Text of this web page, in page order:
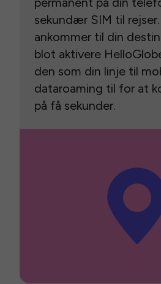
sekundær SIM til
ankommer til din
blot aktivere
den som din linje til
dataroaming til for at
på få sekunder.